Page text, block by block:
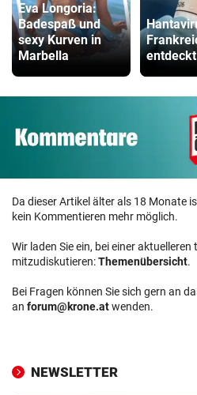
Eva Longoria:
Badespaß und
sexy Kurven in
Marbella
entdeckt
Da dieser Artikel älter als 18 Monate
kein Kommentieren mehr möglich.
Wir laden Sie ein, bei einer
mitzudiskutieren:Themenübersicht.
Bei Fragen können Sie sich gern an
an forum@krone.atwenden.
NEWSLETTER